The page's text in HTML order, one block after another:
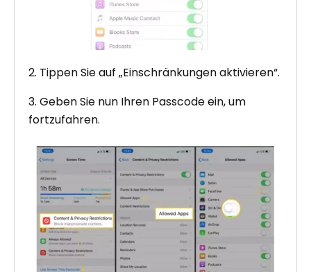
2. Tippen Sie auf „Einschränkungen aktivieren“.
3. Geben Sie nun Ihren Passcode ein, um
fortzufahren.